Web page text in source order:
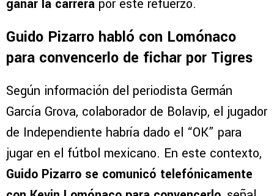
ganar la carrera por este refuerzo.
Guido Pizarro habló con Lomónaco
para convencerlo de fichar por Tigres
Según información del periodista Germán
García Grova, colaborador de Bolavip, el jugador
de Independiente habría dado el “OK” para
jugar en el fútbol mexicano. En este contexto,
Guido Pizarro se comunicó telefónicamente